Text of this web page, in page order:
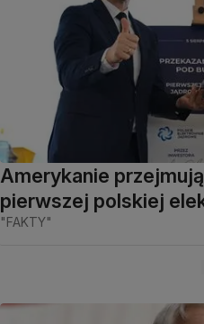
Amerykanie
pierwszej polskiej
"FAKTY"